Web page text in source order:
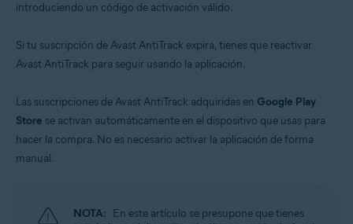
introduciendo un código de activación válido.
Si tu suscripción de Avast AntiTrack expira, tienes que reactivar
Avast AntiTrack para seguir usando la aplicación.
Las suscripciones de Avast AntiTrack adquiridas en Google Play
Store se activan automáticamente en el dispositivo que usas para
hacer la compra. No es necesario activar la aplicación de forma
manual.
NOTA: En este artículo se presupone que tienes